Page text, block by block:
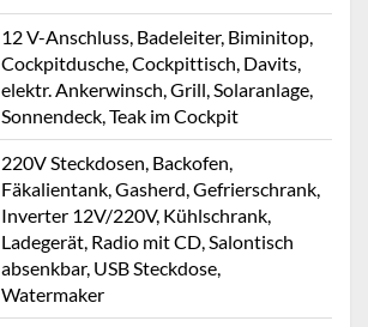
12 V-Anschluss, Badeleiter, Biminitop,
Cockpitdusche, Cockpittisch, Davits,
elektr. Ankerwinsch, Grill, Solaranlage,
Sonnendeck, Teak im Cockpit
220V Steckdosen, Backofen,
Fäkalientank, Gasherd, Gefrierschrank,
Inverter 12V/220V, Kühlschrank,
Ladegerät, Radio mit CD, Salontisch
absenkbar, USB Steckdose,
Watermaker